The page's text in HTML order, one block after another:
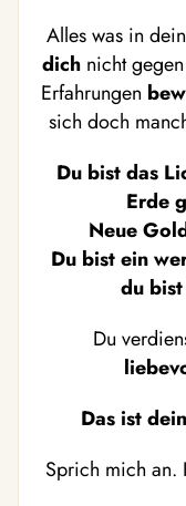
Alles was in
dichnicht gegen
Erfahrungen
sich doch
Du bist das
Erde
Neue
Du bist ein
du
Du
Das ist
Sprich mich an.